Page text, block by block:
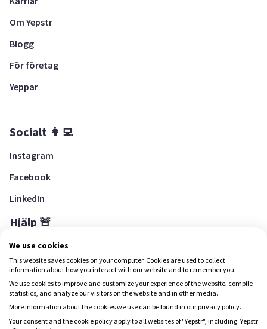
Om Yepstr
Blogg
För företag
Yeppar
Socialt 👩‍💻
Instagram
Facebook
LinkedIn
Hjälp 🚨
Hjälpcenter
Ladda ned Yepstr
Ladda ned Yepstr
We use cookies
This website saves cookies on your computer. Cookies are used to collect
information about how you interact with our website and to remember you.
We use cookies to improve and customize your experience of the website, compile
statistics, and analyze our visitors on the website and in other media.
More information about the cookies we use can be found in our privacy policy.
Your consent and the cookie policy apply to all websites of "Yepstr", including: Yepstr